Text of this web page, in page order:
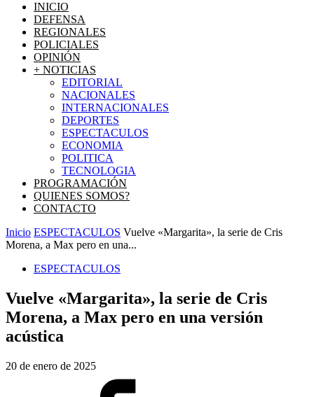
INICIO
DEFENSA
REGIONALES
POLICIALES
OPINIÓN
+ NOTICIAS
EDITORIAL
NACIONALES
INTERNACIONALES
DEPORTES
ESPECTACULOS
ECONOMIA
POLITICA
TECNOLOGIA
PROGRAMACIÓN
QUIENES SOMOS?
CONTACTO
Inicio ESPECTACULOS Vuelve «Margarita», la serie de Cris
Morena, a Max pero en una...
ESPECTACULOS
Vuelve «Margarita», la serie de Cris
Morena, a Max pero en una versión
acústica
20 de enero de 2025